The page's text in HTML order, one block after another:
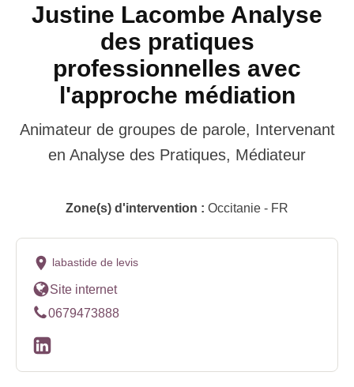
Justine Lacombe Analyse
des pratiques
professionnelles avec
l'approche médiation
Animateur de groupes de parole, Intervenant
en Analyse des Pratiques, Médiateur
Zone(s) d'intervention : Occitanie - FR
labastide de levis
Site internet
0679473888